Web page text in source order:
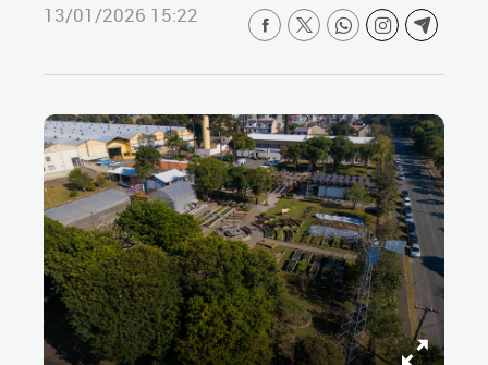
13/01/2026 15:22